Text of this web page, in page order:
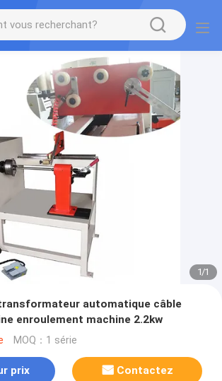
1/1
automatique câble
enroulement machine 2.2kw
MOQ：1 série
prix Contactez